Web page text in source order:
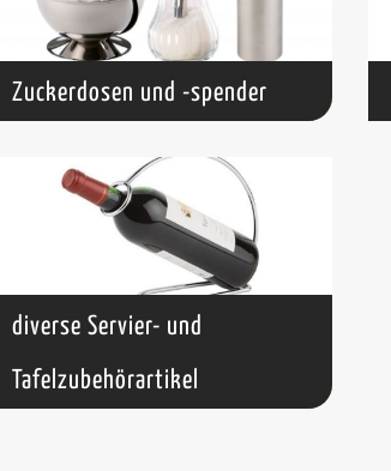
Zuckerdosen und -spender
diverse Servier- und
Tafelzubehörartikel